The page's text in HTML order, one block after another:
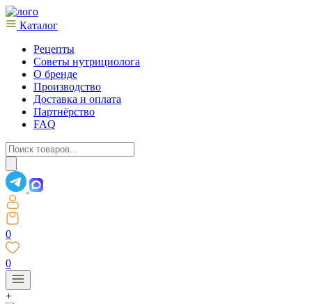
Каталог
Рецепты
Советы нутрициолога
О бренде
Производство
Доставка и оплата
Партнёрство
FAQ
Поиск
товаров
0
0
+